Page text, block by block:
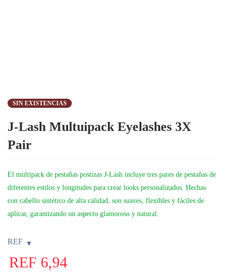
SIN EXISTENCIAS
J-Lash Multuipack Eyelashes 3X
Pair
El multipack de pestañas postizas J-Lash incluye tres pares de pestañas de
diferentes estilos y longitudes para crear looks personalizados. Hechas
con cabello sintético de alta calidad, son suaves, flexibles y fáciles de
aplicar, garantizando un aspecto glamoroso y natural.
REF
REF 6,94